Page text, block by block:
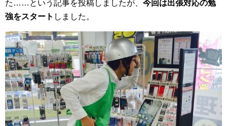
た……という記事を投稿しましたが、 今回は出張対応の勉
強をスタート しました。